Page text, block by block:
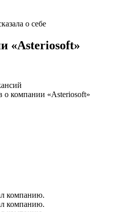
о себе
«Asteriosoft»
о компании «Asteriosoft»
компанию.
компанию.